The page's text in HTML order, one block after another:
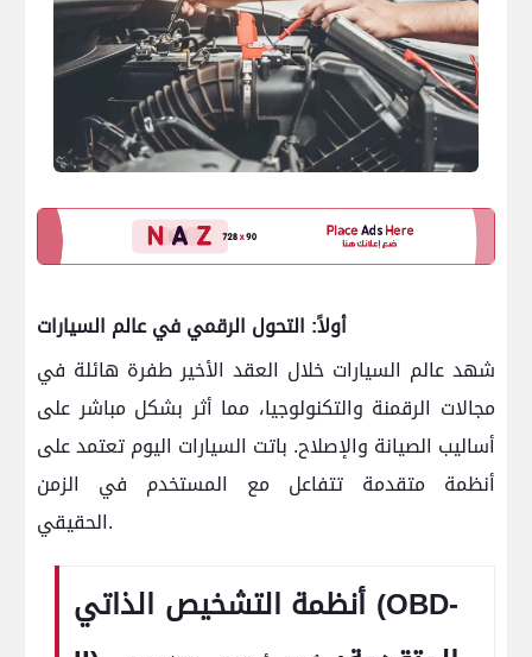
أولاً: التحول الرقمي في عالم السيارات
شهد عالم السيارات خلال العقد الأخير طفرة هائلة في
مجالات الرقمنة والتكنولوجيا، مما أثر بشكل مباشر على
أساليب الصيانة والإصلاح. باتت السيارات اليوم تعتمد على
أنظمة متقدمة تتفاعل مع المستخدم في الزمن
الحقيقي.
أنظمة التشخيص الذاتي (OBD-